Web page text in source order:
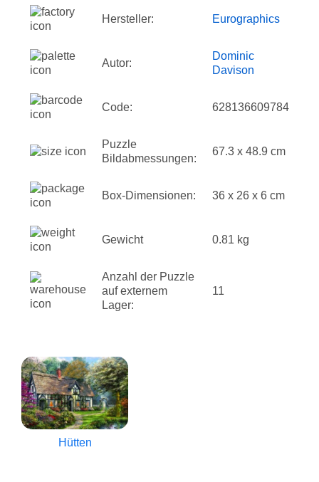
Hersteller: Eurographics
Autor:
Dominic
Davison
Code: 628136609784
Puzzle
Bildabmessungen:
67.3 x 48.9 cm
Box-Dimensionen: 36 x 26 x 6 cm
Gewicht 0.81 kg
Anzahl der Puzzle
auf externem
Lager:
11
Hütten